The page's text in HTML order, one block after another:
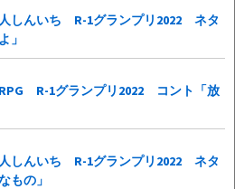
しんいち R-1グランプリ2022 ネタ
」
R-1グランプリ2022 コント「放
しんいち R-1グランプリ2022 ネタ
もの」